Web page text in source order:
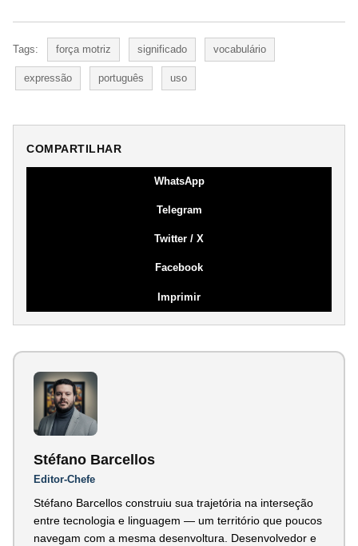
Tags: força motriz significado vocabulário
expressão português uso
COMPARTILHAR
WhatsApp
Telegram
Twitter / X
Facebook
Imprimir
Stéfano Barcellos
Editor-Chefe
Stéfano Barcellos construiu sua trajetória na interseção
entre tecnologia e linguagem — um território que poucos
navegam com a mesma desenvoltura. Desenvolvedor e